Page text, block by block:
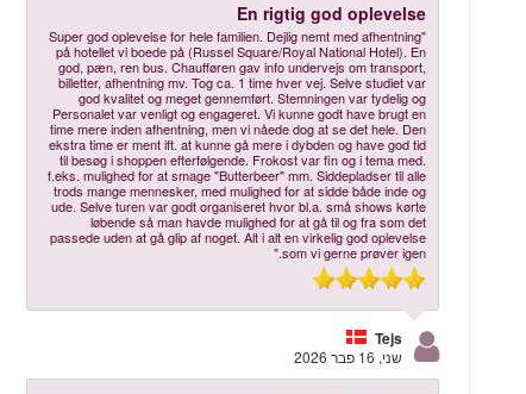
En rigtig god oplevelse
"Super god oplevelse for hele familien. Dejlig nemt med afhentning
på hotellet vi boede på (Russel Square/Royal National Hotel). En
god, pæn, ren bus. Chaufføren gav info undervejs om transport,
billetter, afhentning mv. Tog ca. 1 time hver vej. Selve studiet var
god kvalitet og meget gennemført. Stemningen var tydelig og
Personalet var venligt og engageret. Vi kunne godt have brugt en
time mere inden afhentning, men vi nåede dog at se det hele. Den
ekstra time er ment ift. at kunne gå mere i dybden og have god tid
til besøg i shoppen efterfølgende. Frokost var fin og i tema med.
f.eks. mulighed for at smage "Butterbeer" mm. Siddepladser til alle
trods mange mennesker, med mulighed for at sidde både inde og
ude. Selve turen var godt organiseret hvor bl.a. små shows kørte
løbende så man havde mulighed for at gå til og fra som det
passede uden at gå glip af noget. Alt i alt en virkelig god oplevelse
som vi gerne prøver igen."
Tejs
שני, 16 פבר 2026